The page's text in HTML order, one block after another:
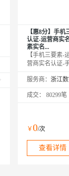
【惠8分】手
认证-运营商实
素实名...
【手机三要素
营商实名认证-
要素信息是否
持携号转网查
服务商：
成交： 80299笔
￥0/次
查看详情